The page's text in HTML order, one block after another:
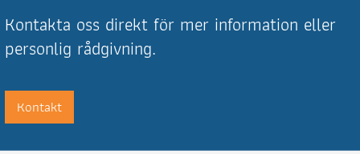
Kontakta oss direkt för mer information eller
personlig rådgivning.
Kontakt